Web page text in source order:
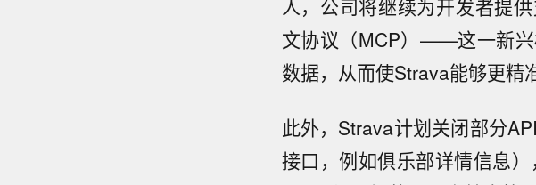
人，公司将继续为开发者提
文协议（MCP）——这一新兴
数据，从而使Strava能够更精
此外，Strava计划关闭部分
接口，例如俱乐部详情信息